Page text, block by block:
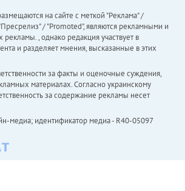
на сайте с меткой "Реклама" /
/ "Promoted", являются рекламными и
рекламы. , однако редакция участвует в
и разделяет мнения, высказанные в этих
за факты и оценочные суждения,
материалах. Согласно украинскому
за содержание рекламы несет
медиа; идентификатор медиа - R40-05097